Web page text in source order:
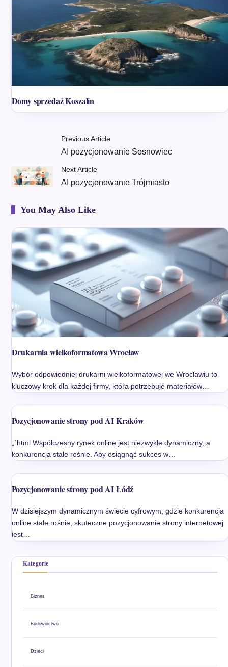
Domy sprzedaż Koszalin
Previous Article
AI pozycjonowanie Sosnowiec
Next Article
AI pozycjonowanie Trójmiasto
You May Also Like
Drukarnia wielkoformatowa Wrocław
Wybór odpowiedniej drukarni wielkoformatowej we Wrocławiu to
kluczowy krok dla każdej firmy, która potrzebuje materiałów…
Pozycjonowanie strony pod AI Kraków
„`html Współczesny rynek online jest niezwykle dynamiczny, a
konkurencja stale rośnie. Aby osiągnąć sukces w…
Pozycjonowanie strony pod AI Łódź
W dzisiejszym dynamicznym świecie cyfrowym, gdzie konkurencja
online stale rośnie, skuteczne pozycjonowanie strony internetowej
jest…
Kategorie
Biznes
Budownictwo
Dzieci